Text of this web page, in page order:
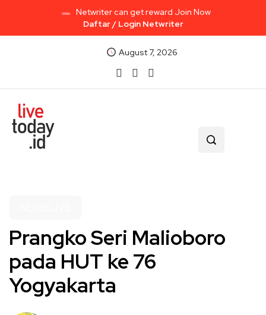
Netwriter can get reward Join Now
Daftar / Login Netwriter
August 7, 2026
Prangko Seri Malioboro
pada HUT ke 76
Yogyakarta